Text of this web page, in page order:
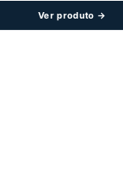
Ver produto →